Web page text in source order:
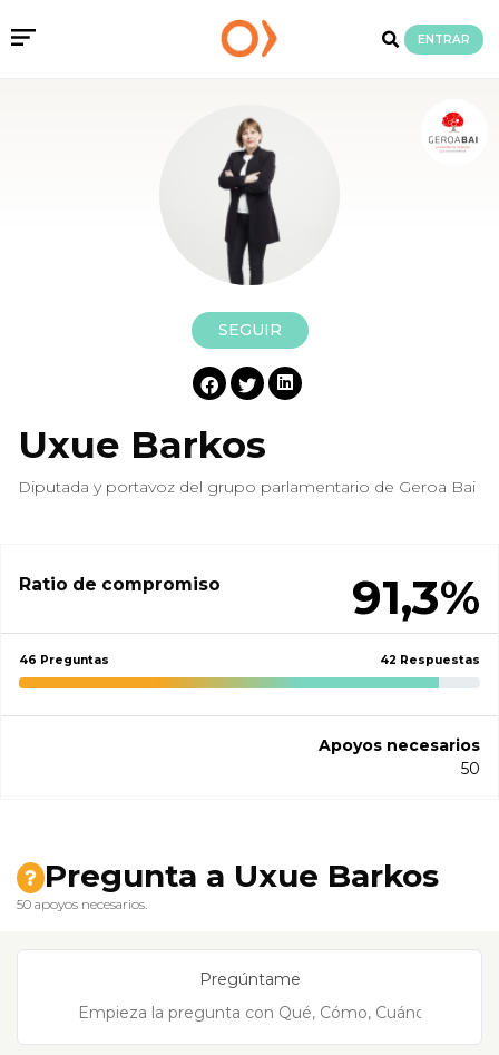
ENTRAR
SEGUIR
Uxue Barkos
Diputada y portavoz del grupo parlamentario de Geroa Bai
Ratio de compromiso 91,3%
46 Preguntas 42 Respuestas
Apoyos necesarios
50
Pregunta a Uxue Barkos
50 apoyos necesarios.
Pregúntame